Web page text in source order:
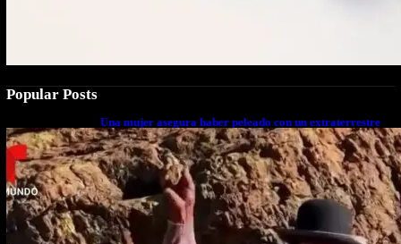
Popular Posts
Una mujer asegura haber peleado con un extraterrestre
cuerpo a cuerpo